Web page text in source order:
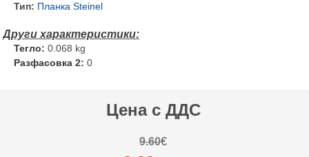
Тип: Планка Steinel
Тегло: 0.068 kg
Разфасовка 2: 0
Цена с ДДС
9.60€